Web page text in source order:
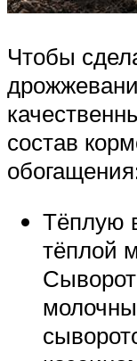
Чтобы
состав
Тёплую
тёплой